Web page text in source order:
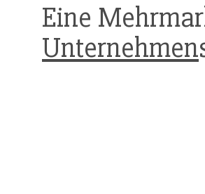
Eine
Unternehmen